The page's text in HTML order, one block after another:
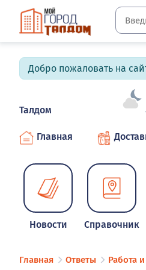
Добро пожаловать на
Талдом
Главная
Новости Справочник
Главная Ответы Работа